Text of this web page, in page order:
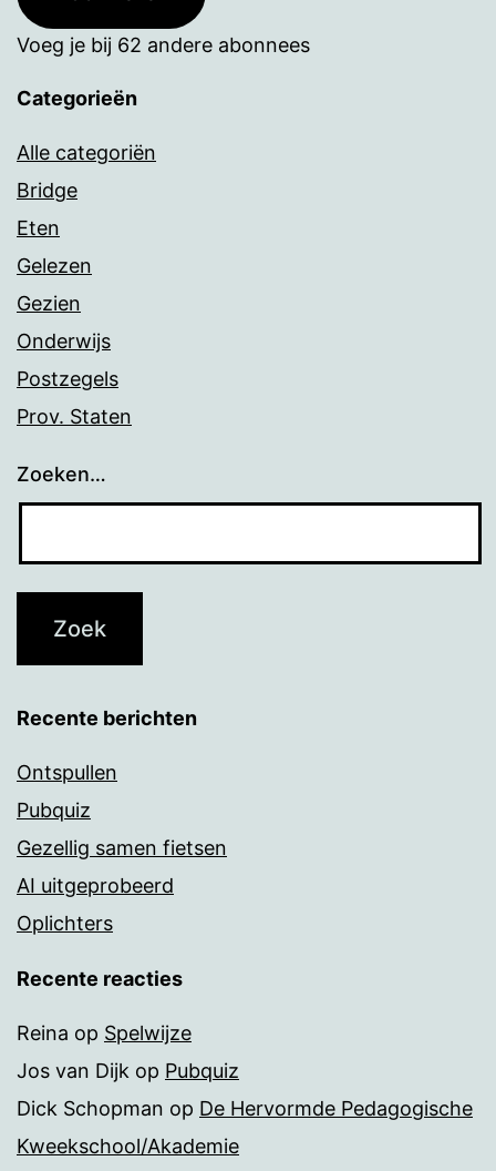
Voeg je bij 62 andere abonnees
Categorieën
Alle categoriën
Bridge
Eten
Gelezen
Gezien
Onderwijs
Postzegels
Prov. Staten
Zoeken…
Recente berichten
Ontspullen
Pubquiz
Gezellig samen fietsen
AI uitgeprobeerd
Oplichters
Recente reacties
Reina op Spelwijze
Jos van Dijk op Pubquiz
Dick Schopman op De Hervormde Pedagogische
Kweekschool/Akademie